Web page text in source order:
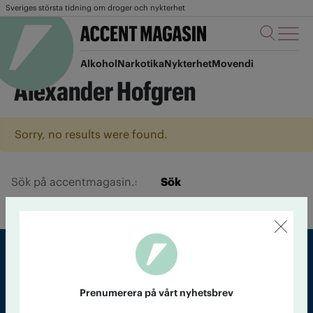
Sveriges största tidning om droger och nykterhet
AlkoholNarkotikaNykterhetMovendi
Alexander Hofgren
Sorry, no results were found.
Sök
Prenumerera på vårt nyhetsbrev